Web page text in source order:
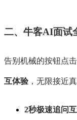
二、牛客AI面试
告别机械的按钮点击
互体验 ，无限接近
2秒极速追问互